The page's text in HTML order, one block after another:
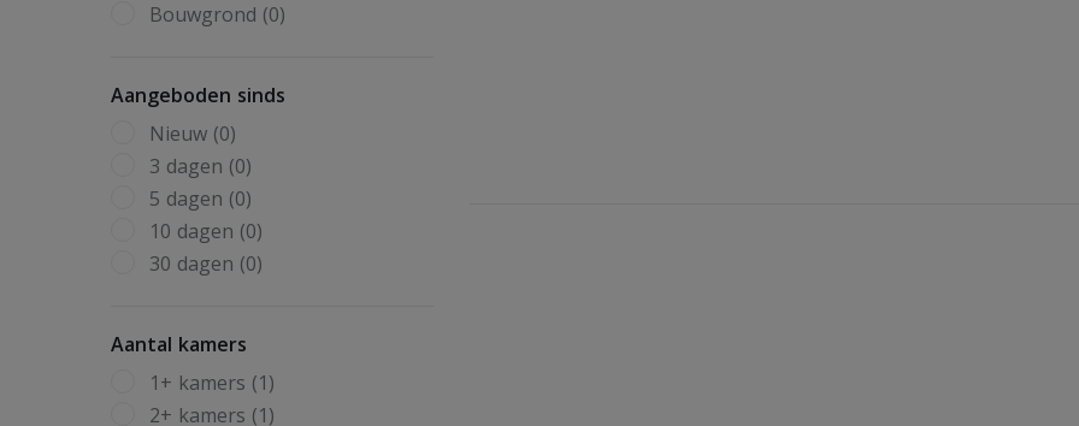
Bouwgrond (0)
Aangeboden sinds
Nieuw (0)
3 dagen (0)
5 dagen (0)
10 dagen (0)
30 dagen (0)
Aantal kamers
1+ kamers (1)
2+ kamers (1)